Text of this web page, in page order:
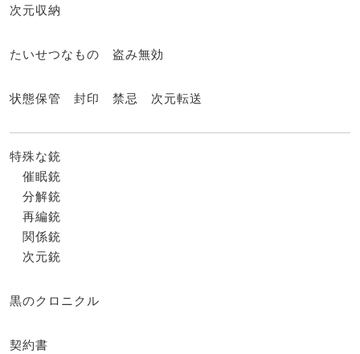
次元収納
たいせつなもの 盗み無効
状態保管 封印 禁忌 次元転送
特殊な銃
催眠銃
分解銃
再編銃
関係銃
次元銃
黒のクロニクル
契約書